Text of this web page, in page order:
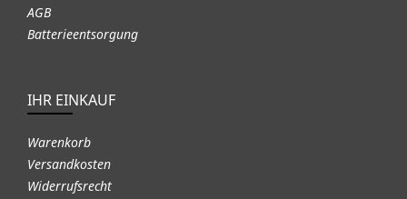
AGB
Batterieentsorgung
IHR EINKAUF
Warenkorb
Versandkosten
Widerrufsrecht